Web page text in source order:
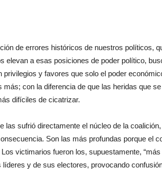
de errores históricos de nuestros políticos,
elevan a esas posiciones de poder político,
privilegios y favores que solo el poder
con la diferencia de que las heridas que
difíciles de cicatrizar.
las sufrió directamente el núcleo de la
Son las más profundas porque el
victimarios fueron los, supuestamente,
y de sus electores, provocando